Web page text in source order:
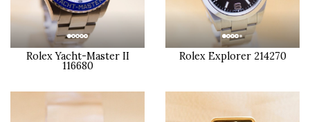
Rolex Yacht-Master II
116680
Rolex Explorer 214270